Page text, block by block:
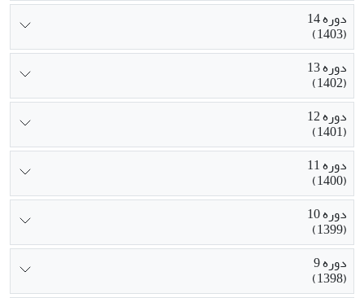
دوره 14
(1403)
دوره 13
(1402)
دوره 12
(1401)
دوره 11
(1400)
دوره 10
(1399)
دوره 9
(1398)